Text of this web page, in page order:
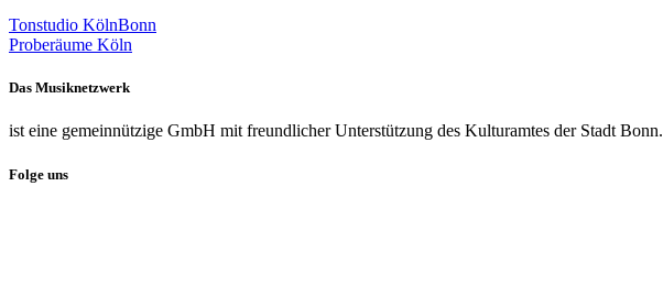
Tonstudio KölnBonn
Proberäume Köln
Das Musiknetzwerk
ist eine gemeinnützige GmbH mit freundlicher Unterstützung des Kulturamtes der Stadt Bonn.
Folge uns